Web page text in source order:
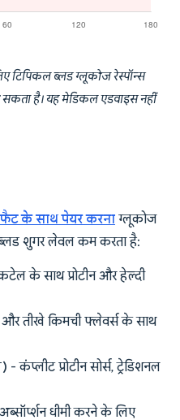
टिपिकल ब्लड ग्लूकोज रेस्पॉन्स
सकता है। यह मेडिकल एडवाइस नहीं
फैट के साथ पेयर करना ग्लूकोज
ब्लड शुगर लेवल कम करता है:
के साथ प्रोटीन और हेल्दी
और तीखे किमची फ्लेवर्स के साथ
- कंप्लीट प्रोटीन सोर्स, ट्रेडिशनल
धीमी करने के लिए